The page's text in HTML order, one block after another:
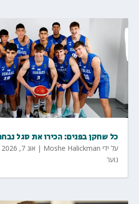
כל שחקן בפנים: הכירו את סגל
על ידי Moshe Halickman
| אוג 7, 2026
נוער